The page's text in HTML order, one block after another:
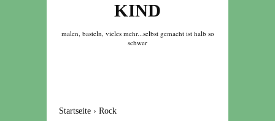
KIND
malen, basteln, vieles mehr...selbst gemacht ist halb so
schwer
Startseite › Rock